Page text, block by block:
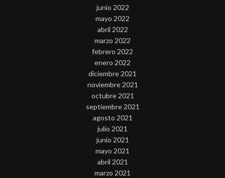
junio 2022
mayo 2022
abril 2022
marzo 2022
febrero 2022
enero 2022
diciembre 2021
noviembre 2021
octubre 2021
septiembre 2021
agosto 2021
julio 2021
junio 2021
mayo 2021
abril 2021
marzo 2021